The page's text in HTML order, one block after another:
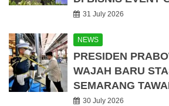
31 July 2026
NEWS
PRESIDEN
WAJAH BARU
SEMARANG
30 July 2026